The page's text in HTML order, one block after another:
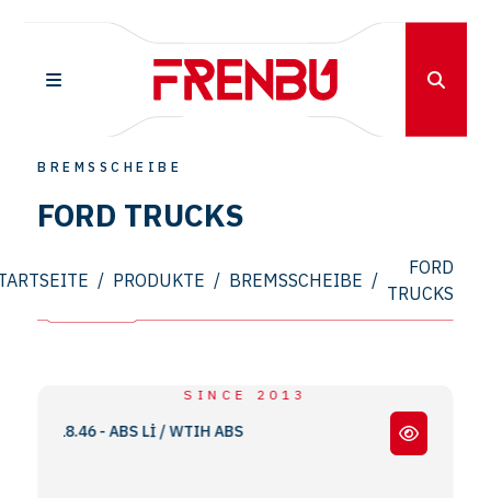
SINCE 2013
BREMSSCHEIBE
FORD TRUCKS
/ PRODUKTE / BREMSSCHEIBE /
FORD
TRUCKS
18.46 - ABS Lİ / WTIH ABS